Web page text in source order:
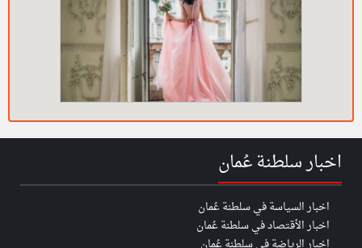
اخبار سلطنة عُمان
اخبار السياسة في سلطنة عُمان
اخبار الأقتصاد في سلطنة عُمان